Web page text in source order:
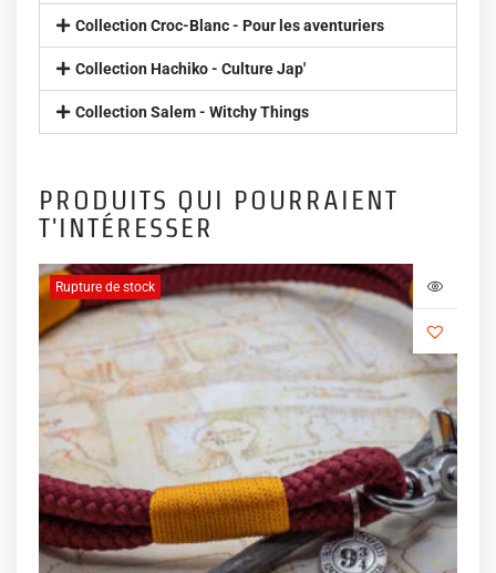
Collection Croc-Blanc - Pour les aventuriers
Collection Hachiko - Culture Jap'
Collection Salem - Witchy Things
PRODUITS QUI POURRAIENT
T'INTÉRESSER
Rupture de stock